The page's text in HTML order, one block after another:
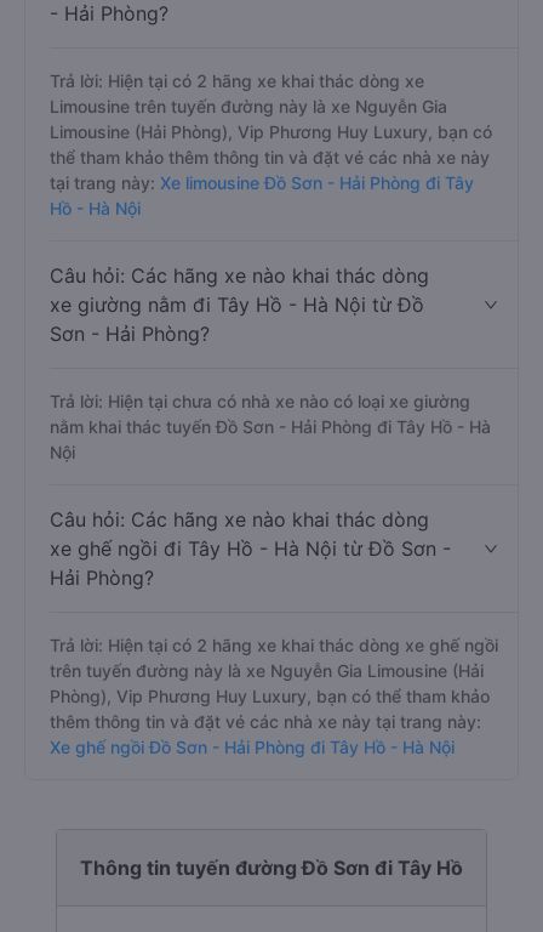
- Hải Phòng?
Trả lời: Hiện tại có 2 hãng xe khai thác dòng xe
Limousine trên tuyến đường này là xe Nguyễn Gia
Limousine (Hải Phòng), Vip Phương Huy Luxury, bạn có
thể tham khảo thêm thông tin và đặt vé các nhà xe này
tại trang này: Xe limousine Đồ Sơn - Hải Phòng đi Tây
Hồ - Hà Nội
Câu hỏi: Các hãng xe nào khai thác dòng
xe giường nằm đi Tây Hồ - Hà Nội từ Đồ
Sơn - Hải Phòng?
Trả lời: Hiện tại chưa có nhà xe nào có loại xe giường
nằm khai thác tuyến Đồ Sơn - Hải Phòng đi Tây Hồ - Hà
Nội
Câu hỏi: Các hãng xe nào khai thác dòng
xe ghế ngồi đi Tây Hồ - Hà Nội từ Đồ Sơn -
Hải Phòng?
Trả lời: Hiện tại có 2 hãng xe khai thác dòng xe ghế ngồi
trên tuyến đường này là xe Nguyễn Gia Limousine (Hải
Phòng), Vip Phương Huy Luxury, bạn có thể tham khảo
thêm thông tin và đặt vé các nhà xe này tại trang này:
Xe ghế ngồi Đồ Sơn - Hải Phòng đi Tây Hồ - Hà Nội
Thông tin tuyến đường Đồ Sơn đi Tây Hồ